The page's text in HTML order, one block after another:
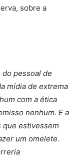
sobre a
pessoal de
mídia de extrema
com a ética
nenhum. E a
que estivessem
um omelete.